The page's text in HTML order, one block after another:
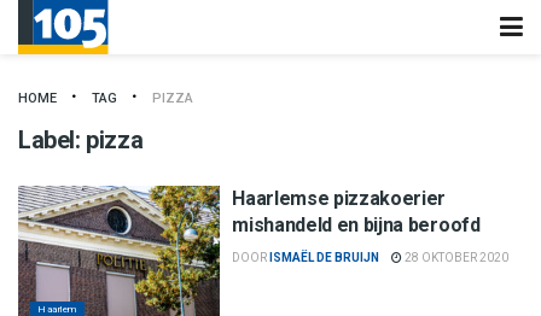
HOME TAG PIZZA
Label: pizza
Haarlem
Haarlemse pizzakoerier
mishandeld en bijna beroofd
DOOR ISMAËL DE BRUIJN 28 OKTOBER 2020